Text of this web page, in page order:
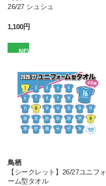
26/27 シュシュ
1,100円
NEW
鳥栖
【シークレット】26/27ユニフォ
ーム型タオル